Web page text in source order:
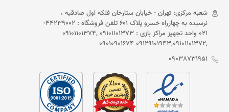
شعبه مرکزی: تهران - خیابان ستارخان فلکه اول صادقیه ،
نرسیده به چهارراه خسرو پلاک 601 تلفن فروشگاه : 44239002-
021 واحد تجهیز مراکز بازی : 09101101373 ,09101101374
,09129101943,09101101372 09010901674
09038731951